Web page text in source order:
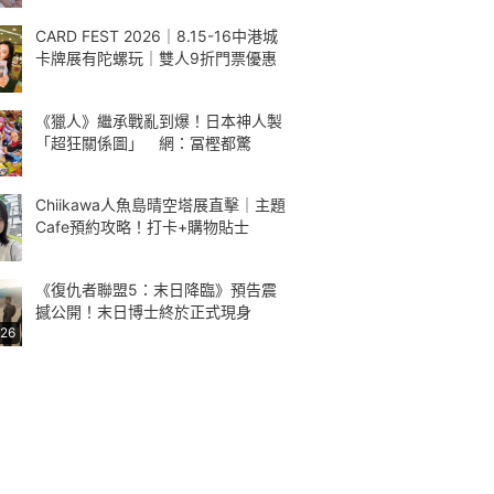
CARD FEST 2026｜8.15-16中港城
卡牌展有陀螺玩｜雙人9折門票優惠
《獵人》繼承戰亂到爆！日本神人製
「超狂關係圖」 網：冨樫都驚
Chiikawa人魚島晴空塔展直擊｜主題
Cafe預約攻略！打卡+購物貼士
《復仇者聯盟5：末日降臨》預告震
撼公開！末日博士終於正式現身